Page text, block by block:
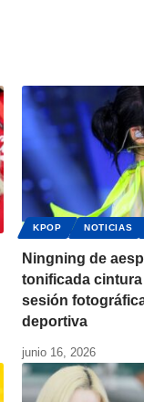
KPOP NOTICIAS
Ningning de
tonificada
sesión
deportiva
junio 16, 2026